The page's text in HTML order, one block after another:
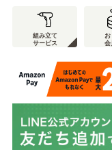
組み立て
サービス
お
会